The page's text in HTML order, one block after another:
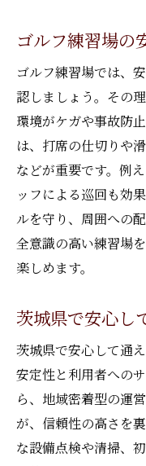
ゴルフ練習場の
ゴルフ練習場では、
認しましょう。その
環境がケガや事故防
は、打席の仕切りや
などが重要です。例
ッフによる巡回も効
ルを守り、周囲への
全意識の高い練習場
楽しめます。
茨城県で安心し
茨城県で安心して通
安定性と利用者への
ら、地域密着型の運
が、信頼性の高さを
な設備点検や清掃、